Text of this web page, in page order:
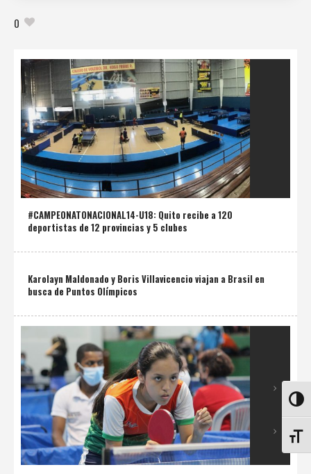
0
#CAMPEONATONACIONAL14-U18: Quito recibe a 120
deportistas de 12 provincias y 5 clubes
Karolayn Maldonado y Boris Villavicencio viajan a Brasil en
busca de Puntos Olímpicos